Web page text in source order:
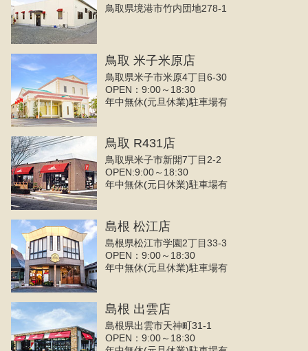
鳥取県境港市竹内団地278-1
鳥取 米子米原店
鳥取県米子市米原4丁目6-30
OPEN：9:00～18:30
年中無休(元旦休業)駐車場有
鳥取 R431店
鳥取県米子市新開7丁目2-2
OPEN:9:00～18:30
年中無休(元日休業)駐車場有
島根 松江店
島根県松江市学園2丁目33-3
OPEN：9:00～18:30
年中無休(元旦休業)駐車場有
島根 出雲店
島根県出雲市天神町31-1
OPEN：9:00～18:30